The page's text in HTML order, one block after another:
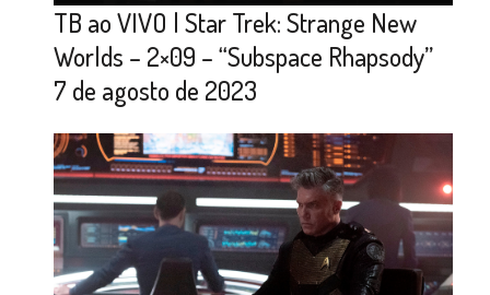
TB ao VIVO | Star Trek: Strange New
Worlds – 2×09 – “Subspace Rhapsody”
7 de agosto de 2023